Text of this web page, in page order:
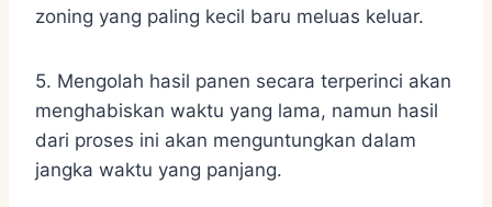
zoning yang paling kecil baru meluas keluar.
5. Mengolah hasil panen secara terperinci akan
menghabiskan waktu yang lama, namun hasil
dari proses ini akan menguntungkan dalam
jangka waktu yang panjang.